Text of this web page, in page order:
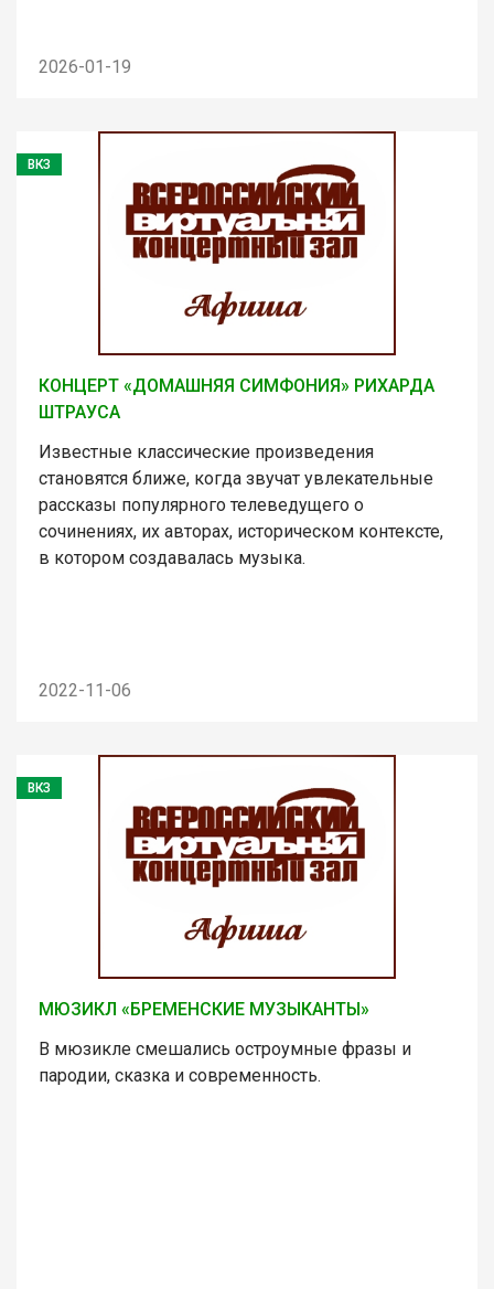
2026-01-19
ВКЗ
КОНЦЕРТ «ДОМАШНЯЯ СИМФОНИЯ» РИХАРДА
ШТРАУСА
Известные классические произведения
становятся ближе, когда звучат увлекательные
рассказы популярного телеведущего о
сочинениях, их авторах, историческом контексте,
в котором создавалась музыка.
2022-11-06
ВКЗ
МЮЗИКЛ «БРЕМЕНСКИЕ МУЗЫКАНТЫ»
В мюзикле смешались остроумные фразы и
пародии, сказка и современность.